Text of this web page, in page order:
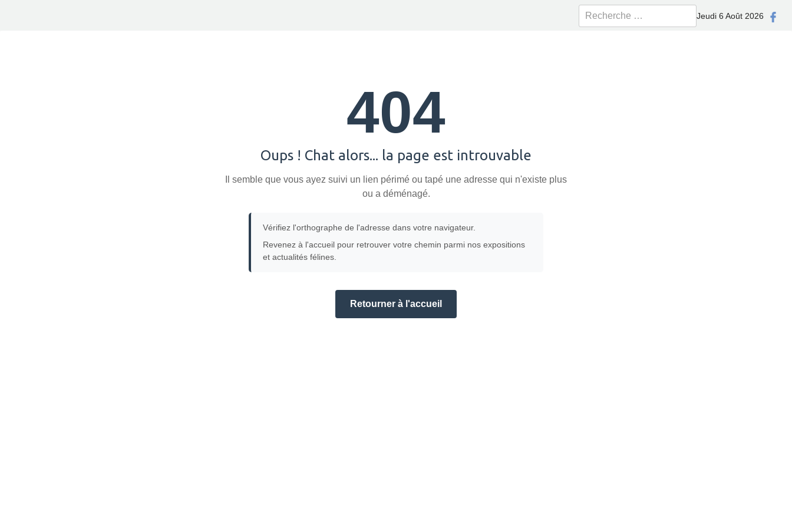
Jeudi 6 Août 2026
Rechercher
404
Oups ! Chat alors... la page est introuvable
Il semble que vous ayez suivi un lien périmé ou tapé une adresse qui n'existe plus
ou a déménagé.
Vérifiez l'orthographe de l'adresse dans votre navigateur.
Revenez à l'accueil pour retrouver votre chemin parmi nos expositions
et actualités félines.
Retourner à l'accueil